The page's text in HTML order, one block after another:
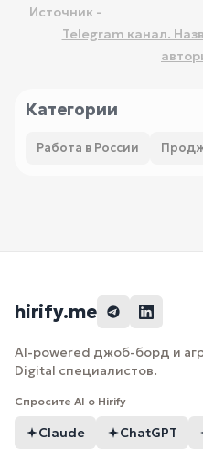
Источник -
Telegram канал.
Категории
Работа в России
hirify.me
AI-powered джоб-борд и
Digital специалистов.
Спросите AI о Hirify
Claude ChatGPT